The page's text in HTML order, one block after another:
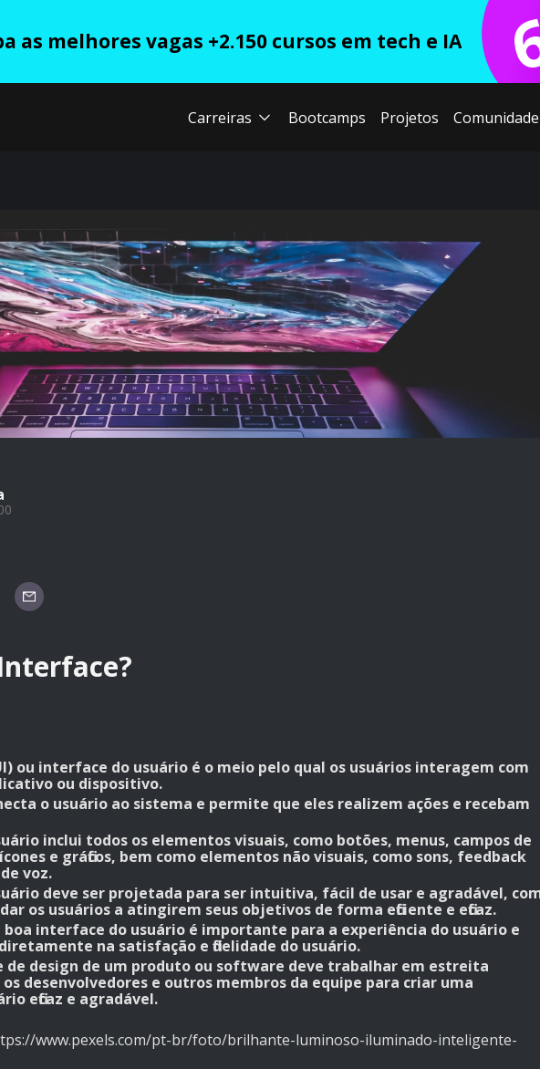
as melhores vagas +2.150 cursos em tech e IA
Carreiras Bootcamps Projetos Comunidade
ou interface do usuário é o meio pelo qual os usuários interagem com
ou dispositivo.
o usuário ao sistema e permite que eles realizem ações e recebam
inclui todos os elementos visuais, como botões, menus, campos de
e gráficos, bem como elementos não visuais, como sons, feedback
voz.
deve ser projetada para ser intuitiva, fácil de usar e agradável,
os usuários a atingirem seus objetivos de forma eficiente e eficaz.
boa interface do usuário é importante para a experiência do usuário e
na satisfação e fidelidade do usuário.
de design de um produto ou software deve trabalhar em estreita
desenvolvedores e outros membros da equipe para criar uma
eficaz e agradável.
www.pexels.com/pt-br/foto/brilhante-luminoso-iluminado-inteligente-